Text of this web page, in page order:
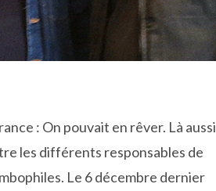
: On pouvait en rêver. Là aussi
les différents responsables de
Le 6 décembre dernier